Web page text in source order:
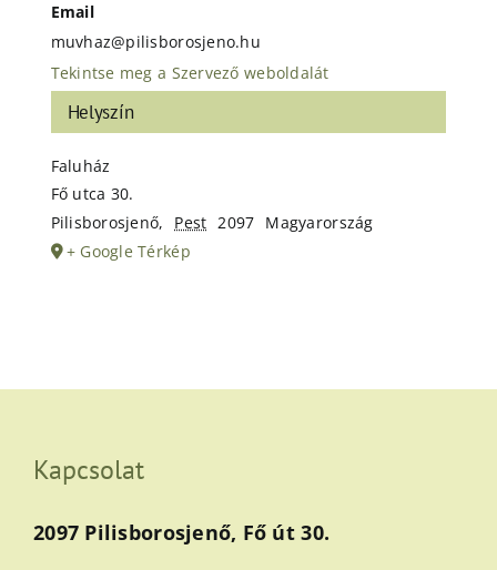
Helyszín
Faluház
Fő utca 30.
Pilisborosjenő, Pest 2097 Magyarország
+ Google Térkép
Email
muvhaz@pilisborosjeno.hu
Tekintse meg a Szervező weboldalát
Kapcsolat
2097 Pilisborosjenő, Fő út 30.